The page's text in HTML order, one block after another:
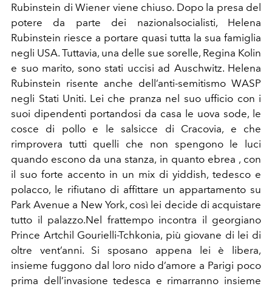
Rubinstein di Wiener viene chiuso. Dopo la presa del
potere da parte dei nazionalsocialisti, Helena
Rubinstein riesce a portare quasi tutta la sua famiglia
negli USA. Tuttavia, una delle sue sorelle, Regina Kolin
e suo marito, sono stati uccisi ad Auschwitz. Helena
Rubinstein risente anche dell’anti-semitismo WASP
negli Stati Uniti. Lei che pranza nel suo ufficio con i
suoi dipendenti portandosi da casa le uova sode, le
cosce di pollo e le salsicce di Cracovia, e che
rimprovera tutti quelli che non spengono le luci
quando escono da una stanza, in quanto ebrea , con
il suo forte accento in un mix di yiddish, tedesco e
polacco, le rifiutano di affittare un appartamento su
Park Avenue a New York, così lei decide di acquistare
tutto il palazzo.Nel frattempo incontra il georgiano
Prince Artchil Gourielli-Tchkonia, più giovane di lei di
oltre vent’anni. Si sposano appena lei è libera,
insieme fuggono dal loro nido d’amore a Parigi poco
prima dell’invasione tedesca e rimarranno insieme